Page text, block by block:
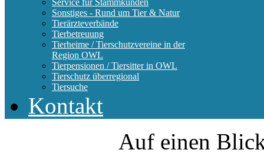
Service für Stammkunden
Sonstiges - Rund um Tier & Natur
Tierärzteverbände
Tierbetreuung
Tierheime / Tierschutzvereine in der
Region OWL
Tierpensionen / Tiersitter in OWL
Tierschutz überregional
Tiersuche
Kontakt
Auf einen